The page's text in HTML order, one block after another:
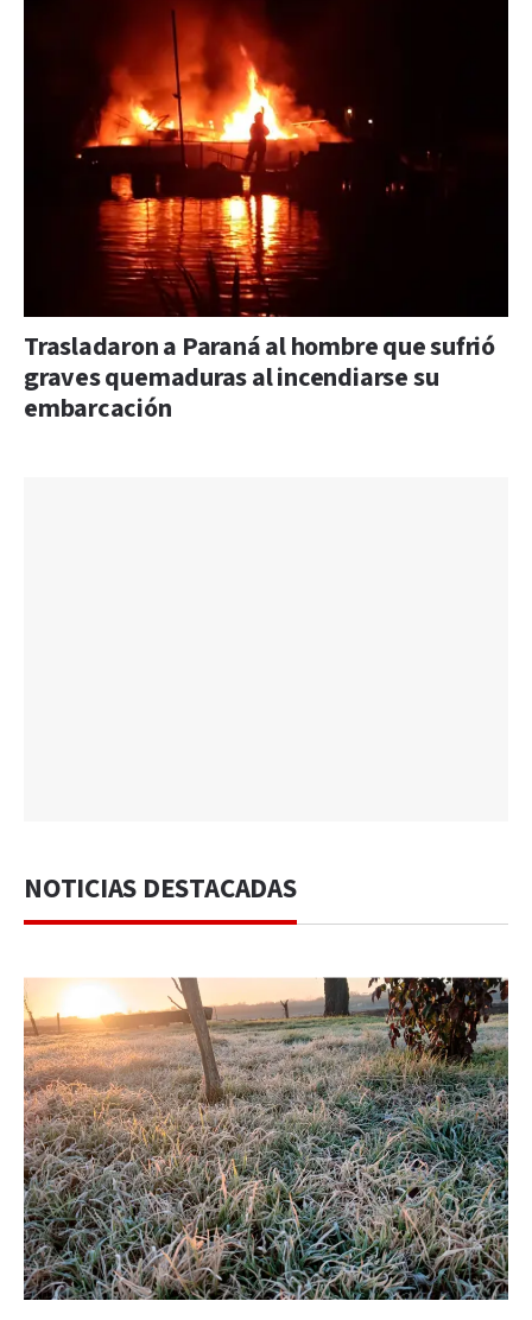
Trasladaron a Paraná al hombre que sufrió
graves quemaduras al incendiarse su
embarcación
NOTICIAS DESTACADAS